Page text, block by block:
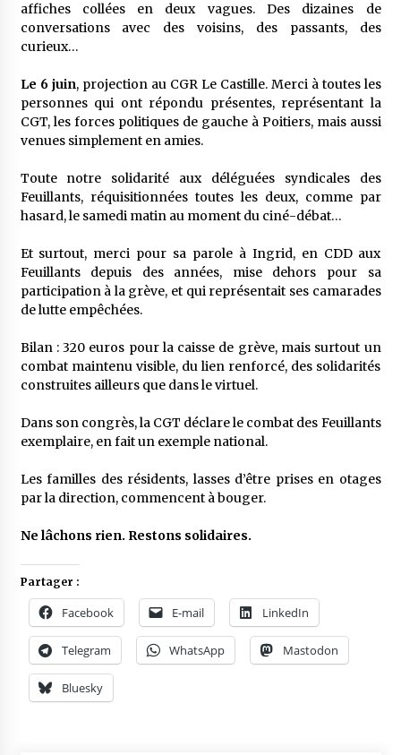
affiches collées en deux vagues. Des dizaines de
conversations avec des voisins, des passants, des
curieux…
Le 6 juin, projection au CGR Le Castille. Merci à toutes les
personnes qui ont répondu présentes, représentant la
CGT, les forces politiques de gauche à Poitiers, mais aussi
venues simplement en amies.
Toute notre solidarité aux déléguées syndicales des
Feuillants, réquisitionnées toutes les deux, comme par
hasard, le samedi matin au moment du ciné-débat…
Et surtout, merci pour sa parole à Ingrid, en CDD aux
Feuillants depuis des années, mise dehors pour sa
participation à la grève, et qui représentait ses camarades
de lutte empêchées.
Bilan : 320 euros pour la caisse de grève, mais surtout un
combat maintenu visible, du lien renforcé, des solidarités
construites ailleurs que dans le virtuel.
Dans son congrès, la CGT déclare le combat des Feuillants
exemplaire, en fait un exemple national.
Les familles des résidents, lasses d’être prises en otages
par la direction, commencent à bouger.
Ne lâchons rien. Restons solidaires.
Partager :
Facebook E-mail LinkedIn
Telegram WhatsApp Mastodon
Bluesky